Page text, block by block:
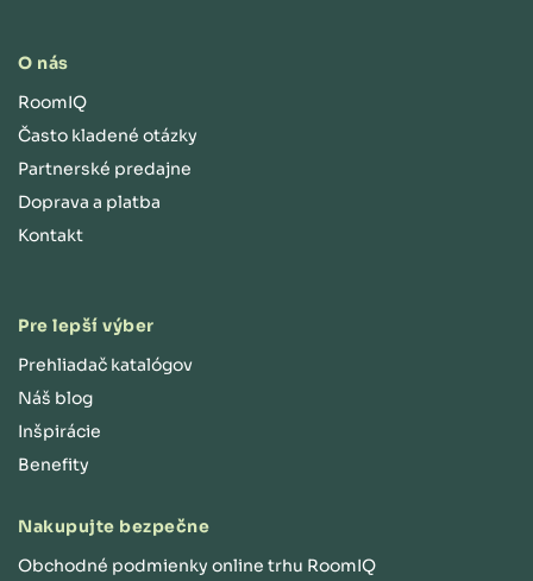
O nás
RoomIQ
Často kladené otázky
Partnerské predajne
Doprava a platba
Kontakt
Pre lepší výber
Prehliadač katalógov
Náš blog
Inšpirácie
Benefity
Nakupujte bezpečne
Obchodné podmienky online trhu RoomIQ